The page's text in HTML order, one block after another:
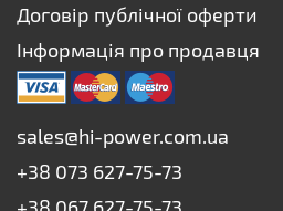
Договір публічної оферти
Інформація про продавця
sales@hi-power.com.ua
+38 073 627-75-73